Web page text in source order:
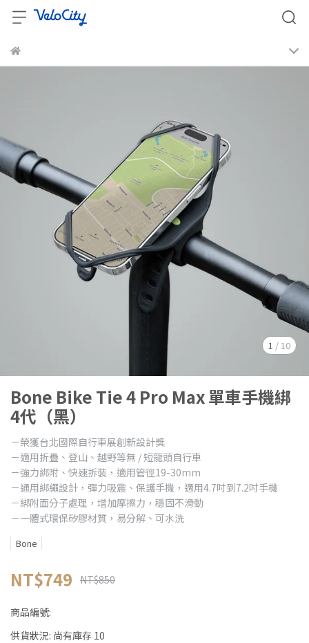
1 / 10
Bone Bike Tie 4 Pro Max 單車手機綁
4代（黑）
－榮獲台北國際自行車展創新設計獎
－適用折疊、登山、越野等無 / 短龍頭自行車
－強力綁附、快速拆裝，適用管徑19-30mm
－通用綁繩設計，彈力吸震、保護手機，適用4.7吋到7.2吋手機
－綁附面分子處理，增加摩擦力，穩固不滑動
－一體式環保矽膠材質，易分解、可水洗
Bone
NT$749 NT$850
商品編號:
供貨狀況: 尚有庫存 10